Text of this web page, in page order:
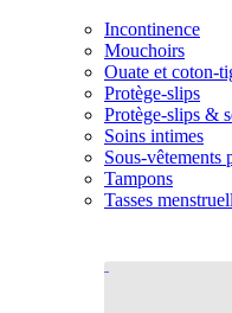
Incontinence
Mouchoirs
Ouate et coton-
Protège-slips
Protège-slips &
Soins intimes
Sous-vêtements
Tampons
Tasses